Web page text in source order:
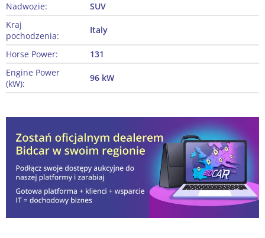
Nadwozie:
SUV
Kraj
pochodzenia:
Italy
Horse Power:
131
Engine Power
(kW):
96 kW